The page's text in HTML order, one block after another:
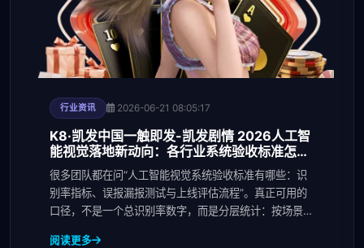
行业资讯 2026-06-21 08:05:17
K8·凯发中国一触即发-凯发剧情 2026人工智
能视觉落地新动向：各行业系统验收标准怎么
变，识别率与误报漏报门槛持
很多团队都在问“人工智能视觉系统验收标准有哪些：识
别率指标、误报漏报测试与上线评估流程”。真正可用的
口径，不是一个总识别率数字，而是分层统计：按场景分
阅读更多